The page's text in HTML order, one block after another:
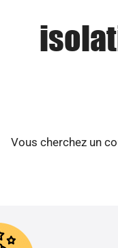
Vous cherchez un